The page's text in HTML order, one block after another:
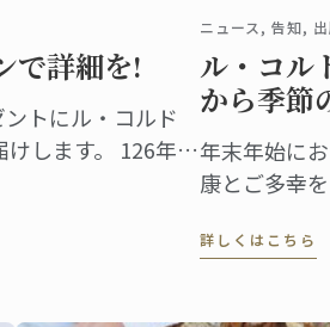
で詳細を!
トにル・コルド
します。 126年前
が始まりのきっ
ニュース, 告知,
ル・コル
から季節
年末年始に
康とご多幸
長 アンドレ
詳しくはこちら